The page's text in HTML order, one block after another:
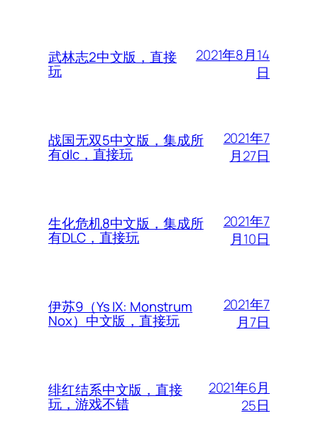
武林志2中文版，直接
玩
2021年8月14
日
战国无双5中文版，集成所
有dlc，直接玩
2021年7
月27日
生化危机8中文版，集成所
有DLC，直接玩
2021年7
月10日
伊苏9（Ys IX: Monstrum
Nox）中文版，直接玩
2021年7
月7日
绯红结系中文版，直接
玩，游戏不错
2021年6月
25日